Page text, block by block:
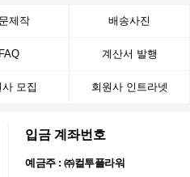
제작 배송사진
FAQ 계산서 발행
사 모집 회원사 인트라넷
입금 계좌번호
예금주 : ㈜컬투플라워